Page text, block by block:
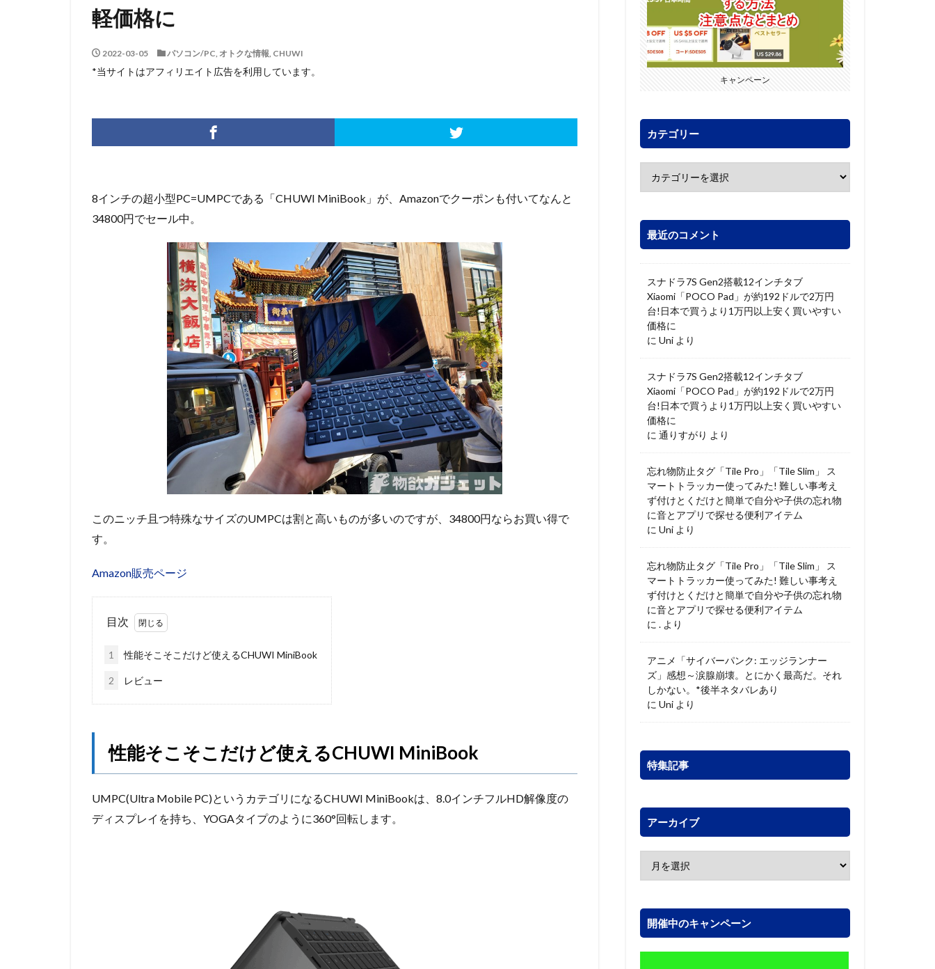
軽価格に
2022-03-05 パソコン/PC, オトクな情報, CHUWI
*当サイトはアフィリエイト広告を利用しています。
8インチの超小型PC=UMPCである「CHUWI MiniBook」が、Amazonでクーポンも付いてなんと
34800円でセール中。
このニッチ且つ特殊なサイズのUMPCは割と高いものが多いのですが、34800円ならお買い得で
す。
Amazon販売ページ
目次
1 性能そこそこだけど使えるCHUWI MiniBook
2 レビュー
性能そこそこだけど使えるCHUWI MiniBook
UMPC(Ultra Mobile PC)というカテゴリになるCHUWI MiniBookは、8.0インチフルHD解像度の
ディスプレイを持ち、YOGAタイプのように360°回転します。
キャンペーン
カテゴリー
最近のコメント
スナドラ7S Gen2搭載12インチタブ
Xiaomi「POCO Pad」が約192ドルで2万円
台!日本で買うより1万円以上安く買いやすい
価格に
に Uni より
スナドラ7S Gen2搭載12インチタブ
Xiaomi「POCO Pad」が約192ドルで2万円
台!日本で買うより1万円以上安く買いやすい
価格に
に 通りすがり より
忘れ物防止タグ「Tile Pro」「Tile Slim」 ス
マートトラッカー使ってみた! 難しい事考え
ず付けとくだけと簡単で自分や子供の忘れ物
に音とアプリで探せる便利アイテム
に Uni より
忘れ物防止タグ「Tile Pro」「Tile Slim」 ス
マートトラッカー使ってみた! 難しい事考え
ず付けとくだけと簡単で自分や子供の忘れ物
に音とアプリで探せる便利アイテム
に . より
アニメ「サイバーパンク: エッジランナー
ズ」感想～涙腺崩壊。とにかく最高だ。それ
しかない。*後半ネタバレあり
に Uni より
特集記事
アーカイブ
開催中のキャンペーン